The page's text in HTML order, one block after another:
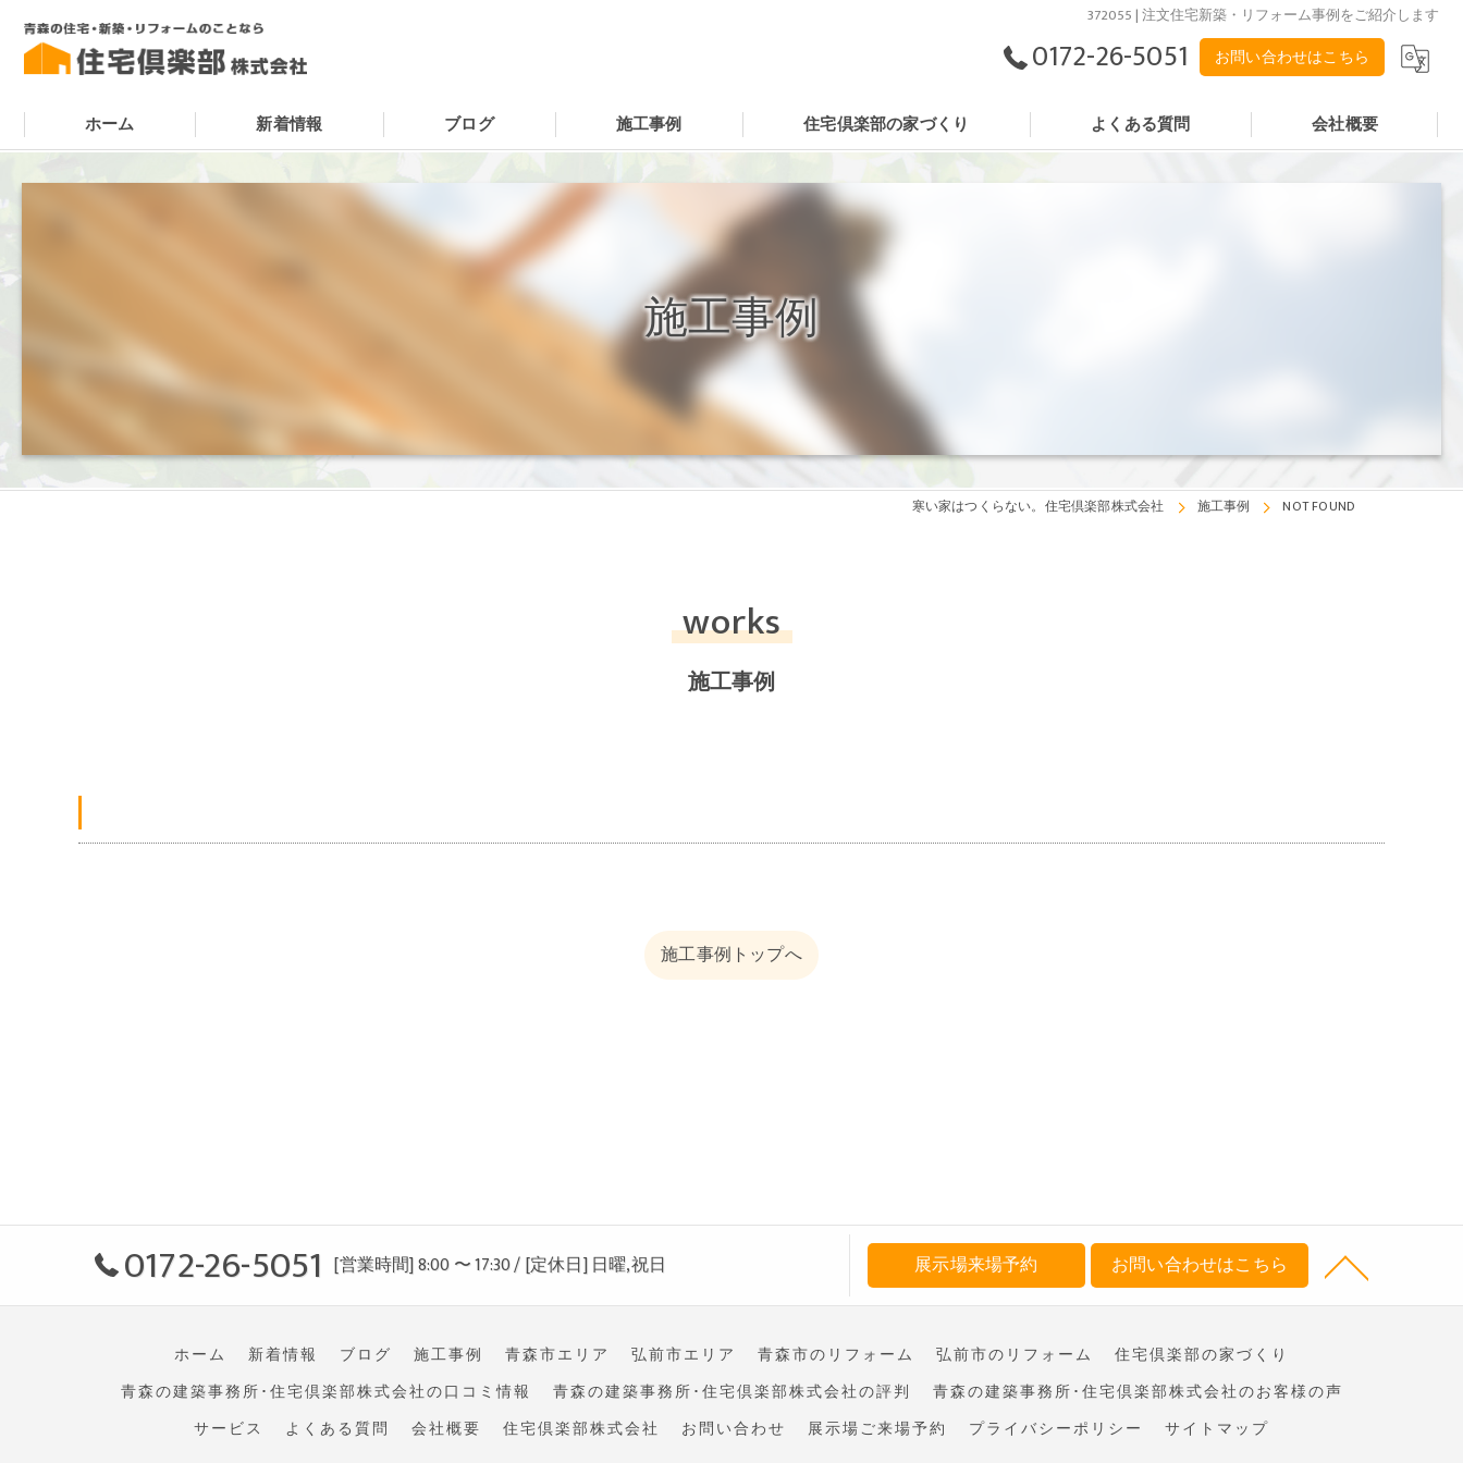
372055 | 注文住宅新築・リフォーム事例をご紹介します
0172-26-5051 お問い合わせはこちら
ホーム 新着情報 ブログ 施工事例 住宅倶楽部の家づくり よくある質問 会社概要
施工事例
寒い家はつくらない。住宅倶楽部株式会社 施工事例 NOT FOUND
施工事例
works
施工事例トップへ
0172-26-5051 [営業時間] 8:00 〜 17:30/[定休日] 日曜,祝日 展示場来場予約 お問い合わせはこちら
ホーム 新着情報 ブログ 施工事例 青森市エリア 弘前市エリア 青森市のリフォーム 弘前市のリフォーム
住宅倶楽部の家づくり
青森の建築事務所･住宅倶楽部株式会社の口コミ情報
青森の建築事務所･住宅倶楽部株式会社の評判
青森の建築事務所･住宅倶楽部株式会社のお客様の声
サービス
よくある質問 会社概要 住宅倶楽部株式会社 お問い合わせ 展示場ご来場予約 プライバシーポリシー サイトマップ